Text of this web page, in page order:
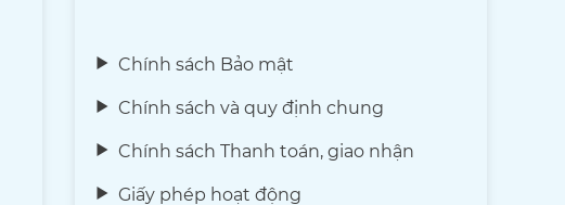
Chính sách Bảo mật
Chính sách và quy định chung
Chính sách Thanh toán, giao nhận
Giấy phép hoạt động